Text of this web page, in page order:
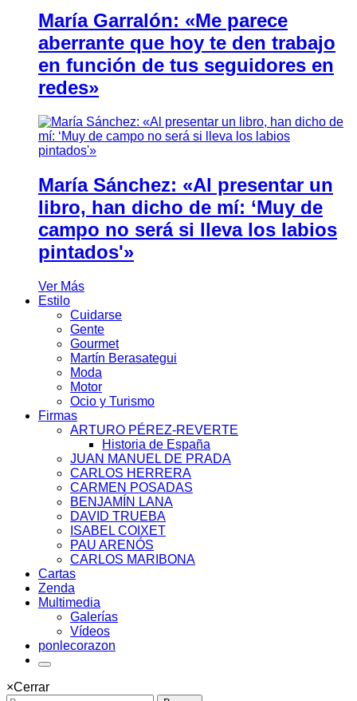
María Garralón: «Me parece
aberrante que hoy te den trabajo
en función de tus seguidores en
redes»
María Sánchez: «Al presentar un
libro, han dicho de mí: ‘Muy de
campo no será si lleva los labios
pintados'»
Ver Más
Estilo
Cuidarse
Gente
Gourmet
Martín Berasategui
Moda
Motor
Ocio y Turismo
Firmas
ARTURO PÉREZ-REVERTE
Historia de España
JUAN MANUEL DE PRADA
CARLOS HERRERA
CARMEN POSADAS
BENJAMÍN LANA
DAVID TRUEBA
ISABEL COIXET
PAU ARENÓS
CARLOS MARIBONA
Cartas
Zenda
Multimedia
Galerías
Vídeos
ponlecorazon
×Cerrar